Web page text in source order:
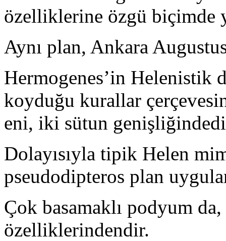
özelliklerine özgü biçimde
Aynı plan, Ankara
Hermogenes’in Helenistik
koyduğu kurallar
eni, iki sütun
Dolayısıyla tipik Helen
pseudodipteros plan
Çok basamaklı podyum
özelliklerindendir.